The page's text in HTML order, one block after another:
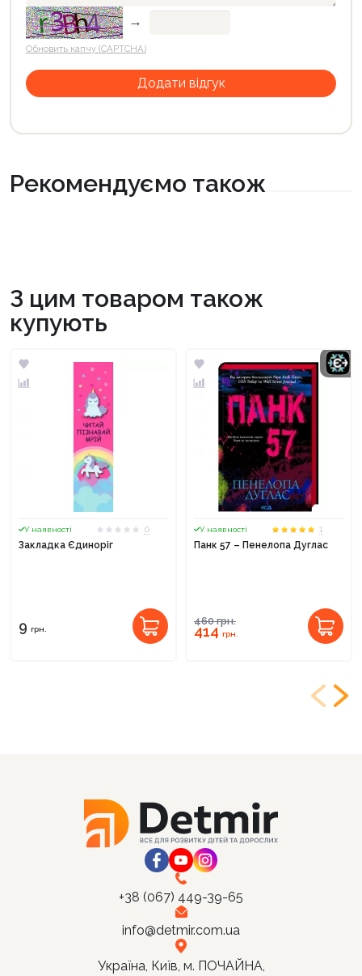
→
Обновить капчу (CAPTCHA)
Рекомендуємо також
З цим товаром також
купують
У наявності
0
Закладка Єдиноріг
9 грн.
У наявності
1
Панк 57 – Пенелопа Дуглас
460грн.
414грн.
+38 (067) 449-39-65
info@detmir.com.ua
Україна, Київ, м. ПОЧАЙНА,